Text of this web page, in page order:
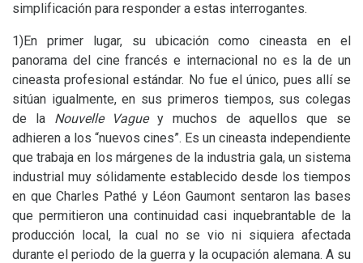
simplificación para responder a estas interrogantes.
1)En primer lugar, su ubicación como cineasta en el
panorama del cine francés e internacional no es la de un
cineasta profesional estándar. No fue el único, pues allí se
sitúan igualmente, en sus primeros tiempos, sus colegas
de la Nouvelle Vaguey muchos de aquellos que se
adhieren a los “nuevos cines”. Es un cineasta independiente
que trabaja en los márgenes de la industria gala, un sistema
industrial muy sólidamente establecido desde los tiempos
en que Charles Pathé y Léon Gaumont sentaron las bases
que permitieron una continuidad casi inquebrantable de la
producción local, la cual no se vio ni siquiera afectada
durante el periodo de la guerra y la ocupación alemana. A su